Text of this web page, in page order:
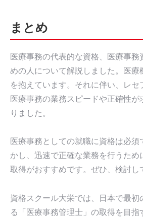
まとめ
医療事務の代表的な資格、医療事務
めの人について解説しました。医療
を抱えています。それに伴い、レセ
医療事務の業務スピードや正確性が
りました。
医療事務としての就職に資格は必須
かし、迅速で正確な業務を行うため
取得がおすすめです。ぜひ、検討し
資格スクール大栄では、日本で最初
る「医療事務管理士」の取得を目指